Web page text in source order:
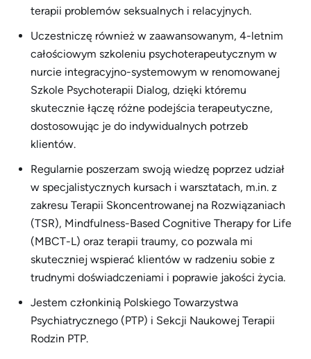
terapii problemów seksualnych i relacyjnych.
Uczestniczę również w zaawansowanym, 4-letnim
całościowym szkoleniu psychoterapeutycznym w
nurcie integracyjno-systemowym w renomowanej
Szkole Psychoterapii Dialog, dzięki któremu
skutecznie łączę różne podejścia terapeutyczne,
dostosowując je do indywidualnych potrzeb
klientów.
Regularnie poszerzam swoją wiedzę poprzez udział
w specjalistycznych kursach i warsztatach, m.in. z
zakresu Terapii Skoncentrowanej na Rozwiązaniach
(TSR), Mindfulness-Based Cognitive Therapy for Life
(MBCT-L) oraz terapii traumy, co pozwala mi
skuteczniej wspierać klientów w radzeniu sobie z
trudnymi doświadczeniami i poprawie jakości życia.
Jestem członkinią Polskiego Towarzystwa
Psychiatrycznego (PTP) i Sekcji Naukowej Terapii
Rodzin PTP.